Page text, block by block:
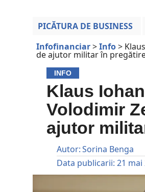
PICĂTURA DE BUSINESS
Infofinanciar>Info>
de ajutor militar în
INFO
Klaus
Volodimir
ajutor
Autor:Sorina Benga
Data publicarii: 21 mai